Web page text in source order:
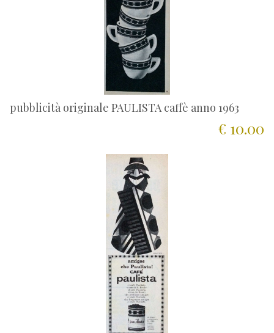
pubblicità originale PAULISTA caffè anno 1963
€ 10.00